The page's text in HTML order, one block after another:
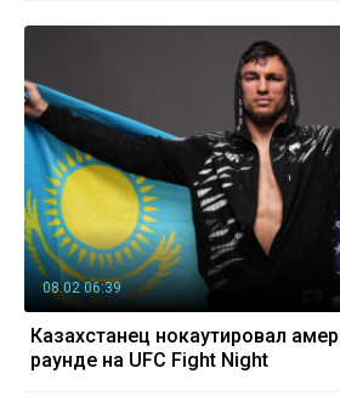
08.02 06:39
Казахстанец нокаутировал
раунде на UFC Fight Night